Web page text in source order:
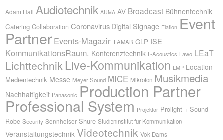
Adam Hall Audiotechnik AUMA AV Broadcast Bühnentechnik
Catering Collaboration Coronavirus Digital Signage Elation Event
Partner Events-Magazin FAMAB GLP ISE
KommunikationsRaum. Konferenztechnik L-Acoustics Lawo LEaT
Lichttechnik Live-Kommunikation LMP Location
Medientechnik Messe Meyer Sound MICE Mikrofon Musikmedia
Nachhaltigkeit Panasonic Production Partner
Professional System Projektor Prolight + Sound
Robe Security Sennheiser Shure Studieninstitut für Kommunikation
Veranstaltungstechnik Videotechnik Vok Dams